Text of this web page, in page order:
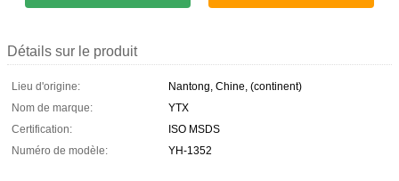
Détails sur le produit
Lieu d'origine:
Nantong, Chine, (continent)
Nom de marque:
YTX
Certification:
ISO MSDS
Numéro de modèle:
YH-1352